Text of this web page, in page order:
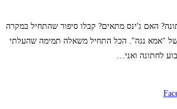
האם ג'ינס מתאים? קבלו סיפור שהתחיל במקרה
"אמא נגה". הכל התחיל משאלה תמימה שהעלתי
לחתונה ואני…